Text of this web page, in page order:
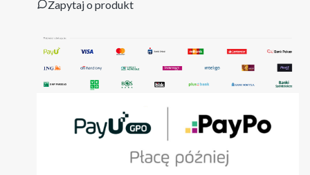
Zapytaj o produkt